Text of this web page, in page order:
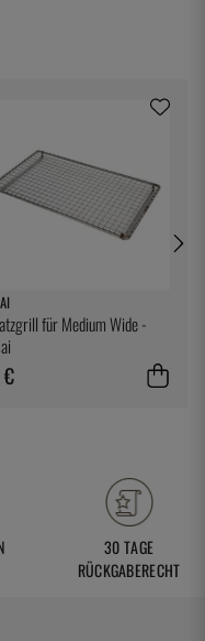
für Medium Wide -
30 TAGE
RÜCKGABERECHT